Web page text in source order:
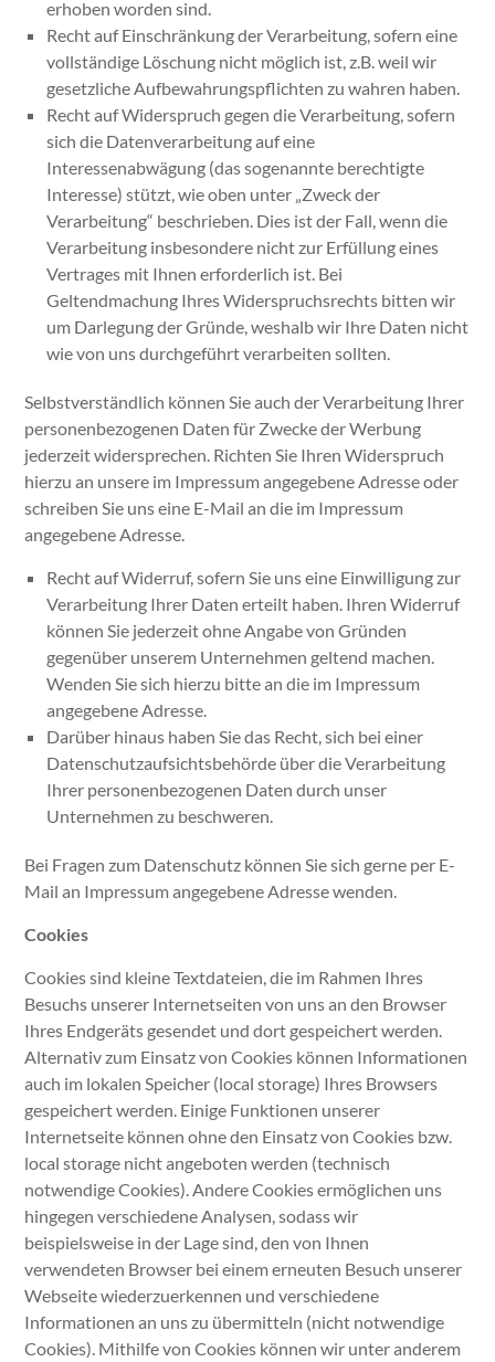
erhoben worden sind.
Recht auf Einschränkung der Verarbeitung, sofern eine
vollständige Löschung nicht möglich ist, z.B. weil wir
gesetzliche Aufbewahrungspflichten zu wahren haben.
Recht auf Widerspruch gegen die Verarbeitung, sofern
sich die Datenverarbeitung auf eine
Interessenabwägung (das sogenannte berechtigte
Interesse) stützt, wie oben unter „Zweck der
Verarbeitung“ beschrieben. Dies ist der Fall, wenn die
Verarbeitung insbesondere nicht zur Erfüllung eines
Vertrages mit Ihnen erforderlich ist. Bei
Geltendmachung Ihres Widerspruchsrechts bitten wir
um Darlegung der Gründe, weshalb wir Ihre Daten nicht
wie von uns durchgeführt verarbeiten sollten.
Selbstverständlich können Sie auch der Verarbeitung Ihrer
personenbezogenen Daten für Zwecke der Werbung
jederzeit widersprechen. Richten Sie Ihren Widerspruch
hierzu an unsere im Impressum angegebene Adresse oder
schreiben Sie uns eine E-Mail an die im Impressum
angegebene Adresse.
Recht auf Widerruf, sofern Sie uns eine Einwilligung zur
Verarbeitung Ihrer Daten erteilt haben. Ihren Widerruf
können Sie jederzeit ohne Angabe von Gründen
gegenüber unserem Unternehmen geltend machen.
Wenden Sie sich hierzu bitte an die im Impressum
angegebene Adresse.
Darüber hinaus haben Sie das Recht, sich bei einer
Datenschutzaufsichtsbehörde über die Verarbeitung
Ihrer personenbezogenen Daten durch unser
Unternehmen zu beschweren.
Bei Fragen zum Datenschutz können Sie sich gerne per E-
Mail an Impressum angegebene Adresse wenden.
Cookies
Cookies sind kleine Textdateien, die im Rahmen Ihres
Besuchs unserer Internetseiten von uns an den Browser
Ihres Endgeräts gesendet und dort gespeichert werden.
Alternativ zum Einsatz von Cookies können Informationen
auch im lokalen Speicher (local storage) Ihres Browsers
gespeichert werden. Einige Funktionen unserer
Internetseite können ohne den Einsatz von Cookies bzw.
local storage nicht angeboten werden (technisch
notwendige Cookies). Andere Cookies ermöglichen uns
hingegen verschiedene Analysen, sodass wir
beispielsweise in der Lage sind, den von Ihnen
verwendeten Browser bei einem erneuten Besuch unserer
Webseite wiederzuerkennen und verschiedene
Informationen an uns zu übermitteln (nicht notwendige
Cookies). Mithilfe von Cookies können wir unter anderem